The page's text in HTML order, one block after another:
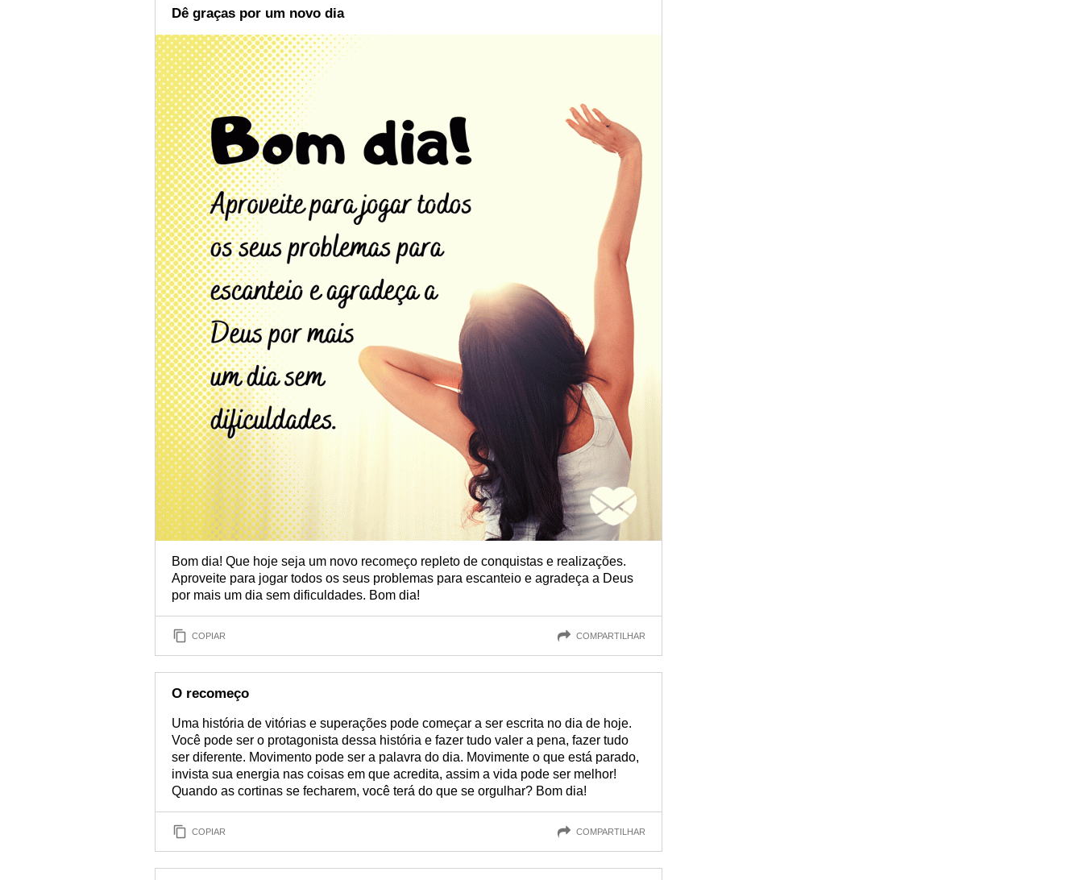
Dê graças por um novo dia
Bom dia! Que hoje seja um novo recomeço repleto de conquistas e realizações.
Aproveite para jogar todos os seus problemas para escanteio e agradeça a Deus
por mais um dia sem dificuldades. Bom dia!
COPIAR COMPARTILHAR
O recomeço
Uma história de vitórias e superações pode começar a ser escrita no dia de hoje.
Você pode ser o protagonista dessa história e fazer tudo valer a pena, fazer tudo
ser diferente. Movimento pode ser a palavra do dia. Movimente o que está parado,
invista sua energia nas coisas em que acredita, assim a vida pode ser melhor!
Quando as cortinas se fecharem, você terá do que se orgulhar? Bom dia!
COPIAR COMPARTILHAR